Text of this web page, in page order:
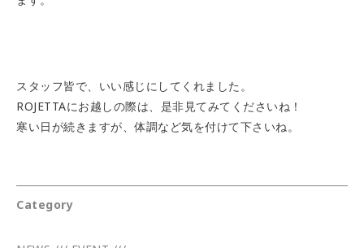
スタッフ皆で、いい感じにしてくれました。
ROJETTAにお越しの際は、是非見てみてくださいね！
寒い日が続きますが、体調など気を付けて下さいね。
Category